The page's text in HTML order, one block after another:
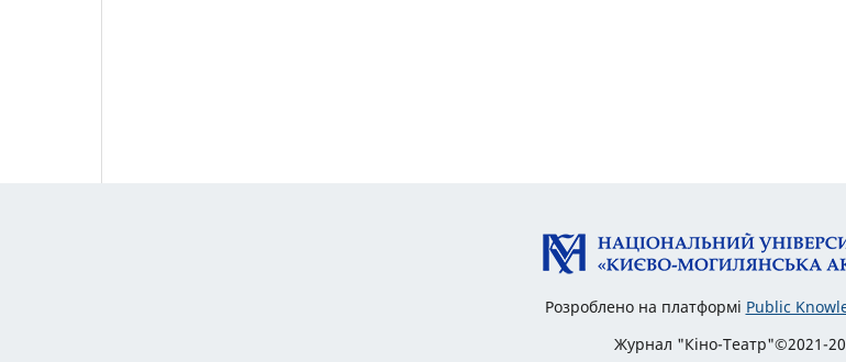
Розроблено на платформі Public
Журнал "Кіно-Театр"©2021-